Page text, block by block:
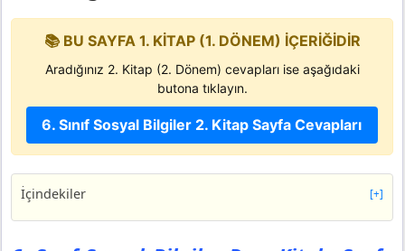
📚 BU SAYFA 1. KİTAP (1. DÖNEM) İÇERİĞİDİR
Aradığınız 2. Kitap (2. Dönem) cevapları ise aşağıdaki
butona tıklayın.
6. Sınıf Sosyal Bilgiler 2. Kitap Sayfa Cevapları
İçindekiler [+]
6. Sınıf Sosyal Bilgiler Ders Kitabı Sayfa 24 Cevapları
MEB Yayınları